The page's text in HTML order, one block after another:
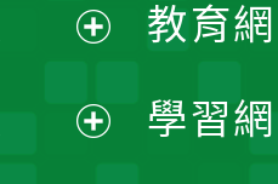
選
單
開
選
開
教育
學習